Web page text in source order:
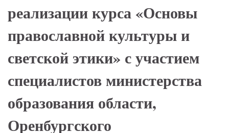
реализации курса «Основы
православной культуры и
светской этики» с участием
специалистов министерства
образования области,
Оренбургского